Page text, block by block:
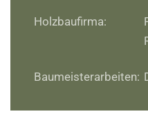
Holzbaufirma:
Baumeisterarbeiten: